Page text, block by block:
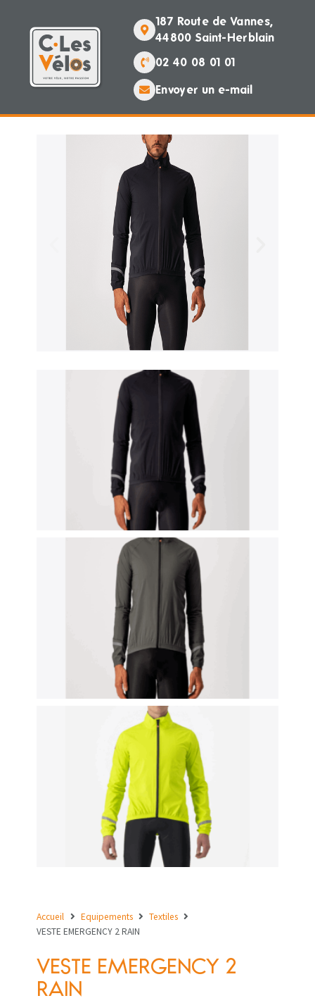
187 Route de Vannes,
44800 Saint-Herblain
02 40 08 01 01
Envoyer un e-mail
Accueil Equipements
Textiles
VESTE EMERGENCY 2 RAIN
VESTE EMERGENCY 2
RAIN